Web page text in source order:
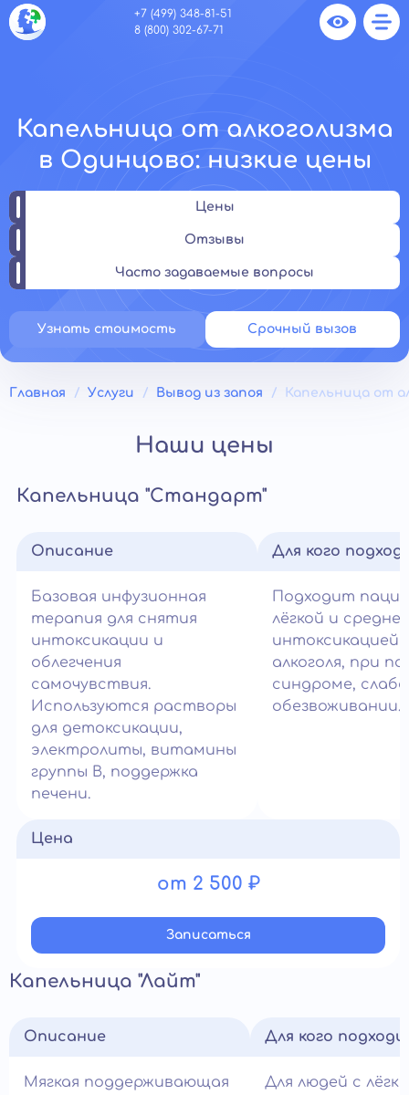
+7 (499) 348-81-51
8 (800) 302-67-71
Капельница от алкоголизма
в Одинцово: низкие цены
Цены
Отзывы
Часто задаваемые вопросы
Узнать стоимость Срочный вызов
Главная Услуги Вывод из запоя Капельница от
Наши цены
Капельница "Стандарт"
Описание
Базовая инфузионная
терапия для снятия
интоксикации и
облегчения
самочувствия.
Используются растворы
для детоксикации,
электролиты, витамины
группы B, поддержка
печени.
Для кого
Подходит
лёгкой и
интоксикацией
алкоголя, при
синдроме,
обезвоживании.
Цена
от 2 500 ₽
Записатьcя
Капельница "Лайт"
Описание
Мягкая поддерживающая
Для кого
Для людей с